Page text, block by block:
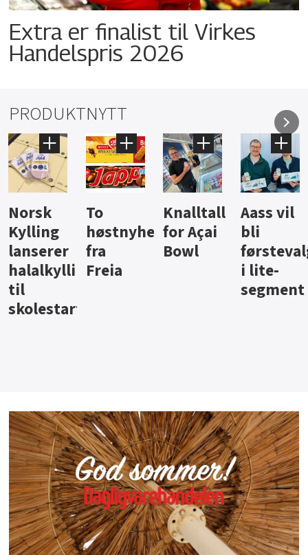
Extra er finalist til Virkes
Handelspris 2026
PRODUKTNYTT
Knalltall
for Açai
Bowl
Aass vil
bli
førstevalg
i lite-
Brus og
jus fra
Berentsen
Hard
iste fra
Hansa